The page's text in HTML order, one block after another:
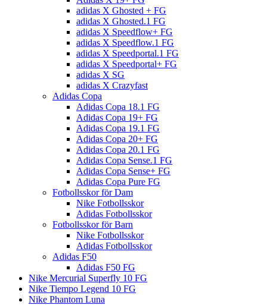
adidas X Ghosted + FG
adidas X Ghosted.1 FG
adidas X Speedflow+ FG
adidas X Speedflow.1 FG
adidas X Speedportal.1 FG
adidas X Speedportal+ FG
adidas X SG
adidas X Crazyfast
Adidas Copa
Adidas Copa 18.1 FG
Adidas Copa 19+ FG
Adidas Copa 19.1 FG
Adidas Copa 20+ FG
Adidas Copa 20.1 FG
Adidas Copa Sense.1 FG
Adidas Copa Sense+ FG
Adidas Copa Pure FG
Fotbollsskor för Dam
Nike Fotbollsskor
Adidas Fotbollsskor
Fotbollsskor för Barn
Nike Fotbollsskor
Adidas Fotbollsskor
Adidas F50
Adidas F50 FG
Nike Mercurial Superfly 10 FG
Nike Tiempo Legend 10 FG
Nike Phantom Luna